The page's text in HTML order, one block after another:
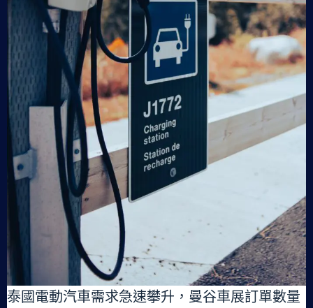
泰國電動汽車需求急速攀升，曼谷車展訂單數量